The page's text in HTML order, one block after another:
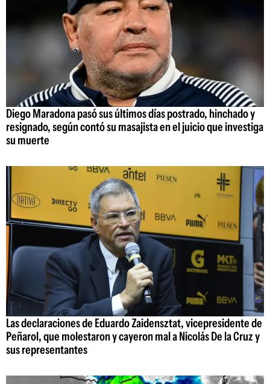
Diego Maradona pasó sus últimos días postrado, hinchado y
resignado, según contó su masajista en el juicio que investiga
su muerte
Las declaraciones de Eduardo Zaidensztat, vicepresidente de
Peñarol, que molestaron y cayeron mal a Nicolás De la Cruz y
sus representantes